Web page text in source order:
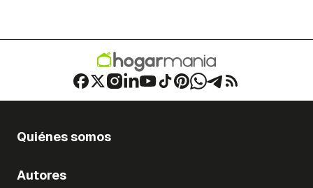
Quiénes somos
Autores